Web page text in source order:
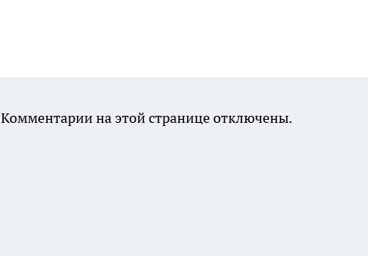
Комментарии на этой странице отключены.